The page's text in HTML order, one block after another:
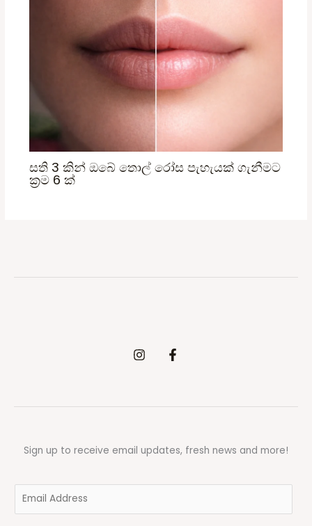
සති 3 කින් ඔබේ තොල් රෝස පැහැයක් ගැනීමට
ක්‍රම 6 ක්
Sign up to receive email updates, fresh news and more!